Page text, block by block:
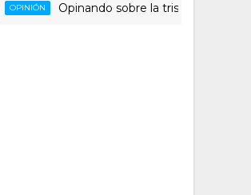
Opinando sobre la triste despedida del